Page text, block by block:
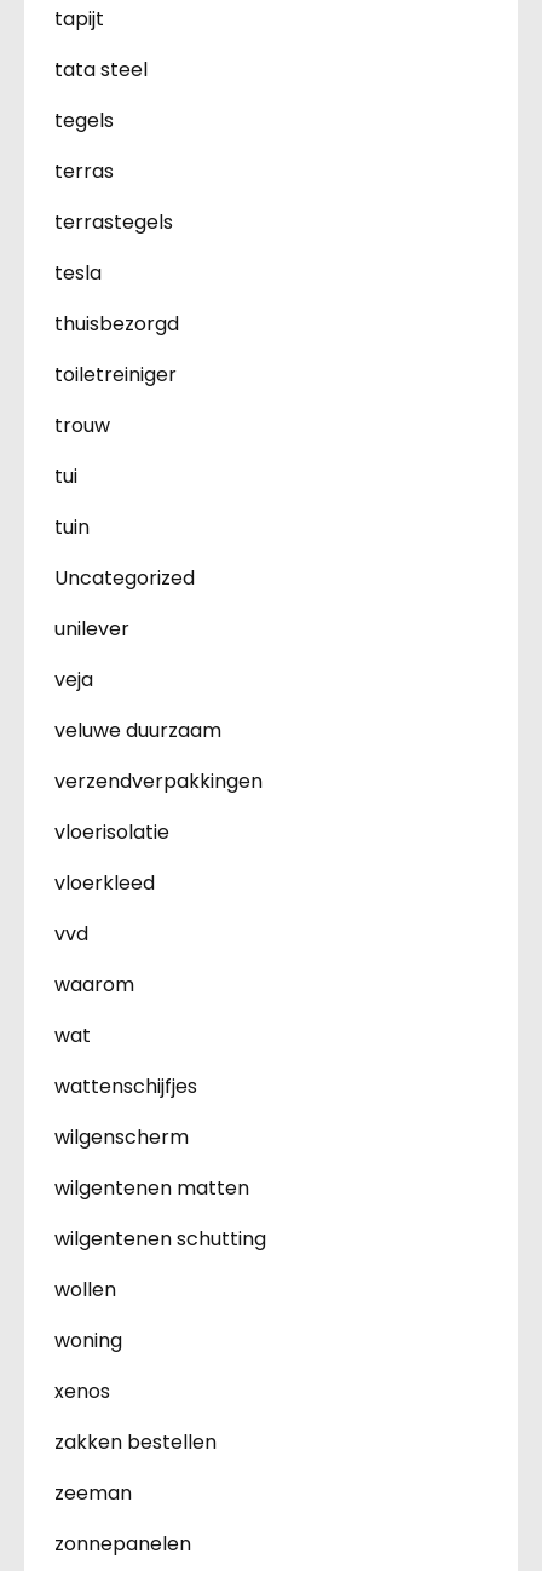
tapijt
tata steel
tegels
terras
terrastegels
tesla
thuisbezorgd
toiletreiniger
trouw
tui
tuin
Uncategorized
unilever
veja
veluwe duurzaam
verzendverpakkingen
vloerisolatie
vloerkleed
vvd
waarom
wat
wattenschijfjes
wilgenscherm
wilgentenen matten
wilgentenen schutting
wollen
woning
xenos
zakken bestellen
zeeman
zonnepanelen